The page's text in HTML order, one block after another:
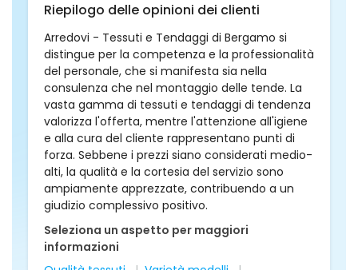
Riepilogo delle opinioni dei clienti
Arredovi - Tessuti e Tendaggi di Bergamo si
distingue per la competenza e la professionalità
del personale, che si manifesta sia nella
consulenza che nel montaggio delle tende. La
vasta gamma di tessuti e tendaggi di tendenza
valorizza l'offerta, mentre l'attenzione all'igiene
e alla cura del cliente rappresentano punti di
forza. Sebbene i prezzi siano considerati medio-
alti, la qualità e la cortesia del servizio sono
ampiamente apprezzate, contribuendo a un
giudizio complessivo positivo.
Seleziona un aspetto per maggiori
informazioni